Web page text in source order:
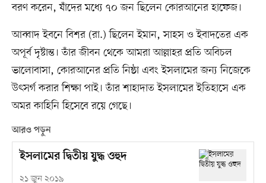
বরণ করেন, যাঁদের মধ্যে ৭০ জন ছিলেন কোরআনের হাফেজ।
আব্বাদ ইবনে বিশর (রা.) ছিলেন ইমান, সাহস ও ইবাদতের এক
অপূর্ব দৃষ্টান্ত। তাঁর জীবন থেকে আমরা আল্লাহর প্রতি অবিচল
ভালোবাসা, কোরআনের প্রতি নিষ্ঠা এবং ইসলামের জন্য নিজেকে
উৎসর্গ করার শিক্ষা পাই। তাঁর শাহাদাত ইসলামের ইতিহাসে এক
অমর কাহিনি হিসেবে রয়ে গেছে।
আরও পড়ুন
ইসলামের দ্বিতীয় যুদ্ধ ওহুদ
২১ জুন ২০১৯